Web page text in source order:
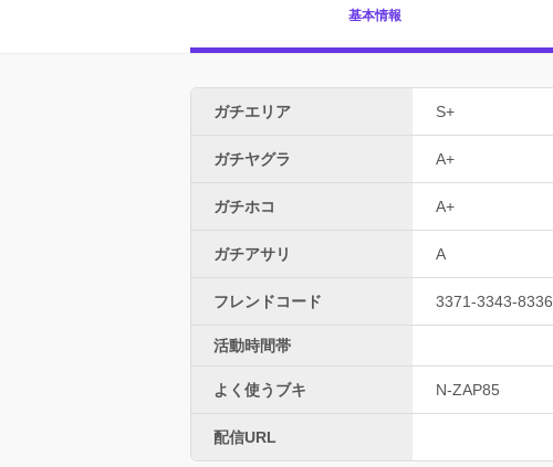
基本情報
ガチエリア S+
ガチヤグラ A+
ガチホコ A+
ガチアサリ A
フレンドコード 3371-3343-8336
活動時間帯
よく使うブキ N-ZAP85
配信URL